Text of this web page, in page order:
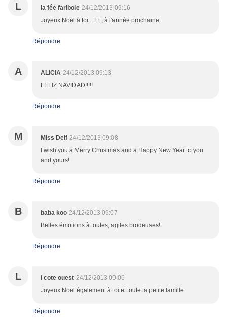
L la fée faribole 24/12/2013 09:16
Joyeux Noël à toi ...Et , à l'année prochaine
Répondre
A ALICIA 24/12/2013 09:13
FELIZ NAVIDAD!!!!!
Répondre
M Miss Delf 24/12/2013 09:08
I wish you a Merry Christmas and a Happy New Year to you
and yours!
Répondre
B baba koo 24/12/2013 09:07
Belles émotions à toutes, agiles brodeuses!
Répondre
L l cote ouest 24/12/2013 09:06
Joyeux Noël également à toi et toute ta petite famille.
Répondre